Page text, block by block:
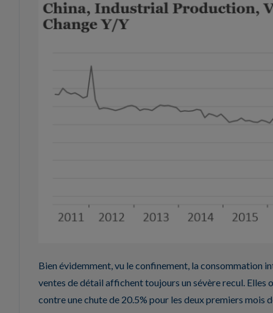
Bien évidemment, vu le confinement, la consommation
ventes de détail affichent toujours un sévère recul. Elles
contre une chute de 20.5% pour les deux premiers mois